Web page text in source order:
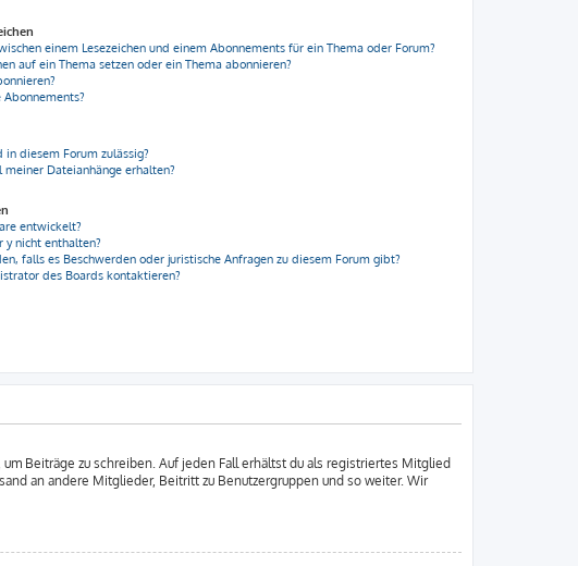
einem Lesezeichen und einem Abonnements für ein Thema oder Forum?
auf ein Thema setzen oder ein Thema abonnieren?
diesem Forum zulässig?
Dateianhänge erhalten?
entwickelt?
y nicht enthalten?
falls es Beschwerden oder juristische Anfragen zu diesem Forum gibt?
des Boards kontaktieren?
Beiträge zu schreiben. Auf jeden Fall erhältst du als registriertes Mitglied
an andere Mitglieder, Beitritt zu Benutzergruppen und so weiter. Wir